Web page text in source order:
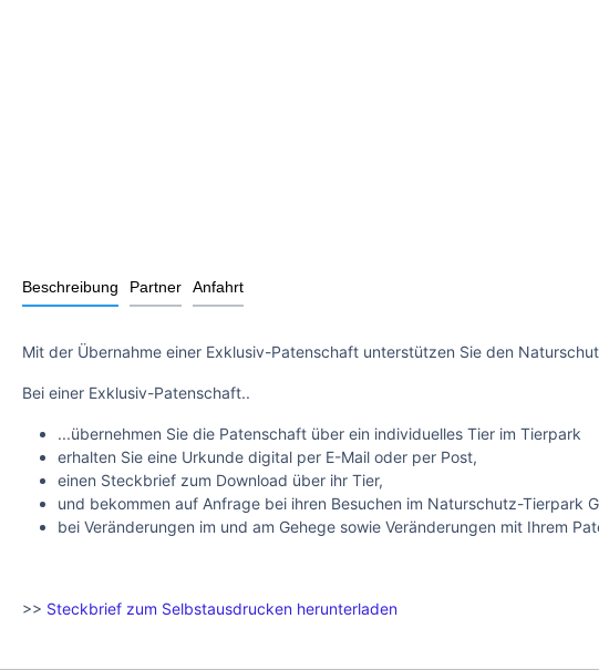
Beschreibung Partner Anfahrt
Mit der Übernahme einer Exklusiv-Patenschaft unterstützen Sie den
Bei einer Exklusiv-Patenschaft..
...übernehmen Sie die Patenschaft über ein individuelles Tier im Tierpark
erhalten Sie eine Urkunde digital per E-Mail oder per Post,
einen Steckbrief zum Download über ihr Tier,
und bekommen auf Anfrage bei ihren Besuchen im Naturschutz-Tierpark
bei Veränderungen im und am Gehege sowie Veränderungen mit Ihrem
>> Steckbrief zum Selbstausdrucken herunterladen